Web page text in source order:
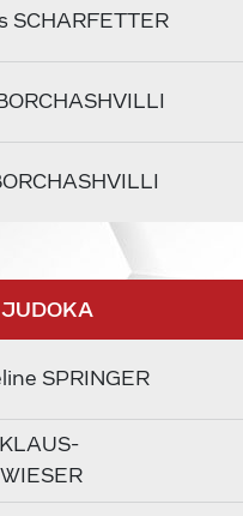
SCHARFETTER
SPRINGER